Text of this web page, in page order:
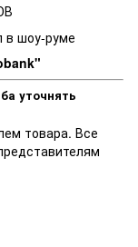
в шоу-руме
уточнять
товара. Все